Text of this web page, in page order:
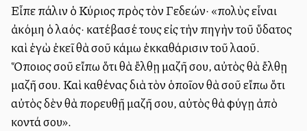
Εἶπε πάλιν ὁ Κύριος πρὸς τὸν Γεδεών· «πολὺς εἶναι
ἀκόμη ὁ λαός· κατέβασέ τους εἰς τὴν πηγὴν τοῦ ὕδατος
καὶ ἐγὼ ἐκεῖ θὰ σοῦ κάμω ἐκκαθάρισιν τοῦ λαοῦ.
Ὅποιος σοῦ εἴπω ὅτι θὰ ἔλθῃ μαζῆ σου, αὐτὸς θὰ ἔλθῃ
μαζῆ σου. Καὶ καθένας διὰ τὸν ὁποῖον θὰ σοῦ εἴπω ὅτι
αὐτὸς δὲν θὰ πορευθῇ μαζῆ σου, αὐτὸς θὰ φύγῃ ἀπὸ
κοντά σου».